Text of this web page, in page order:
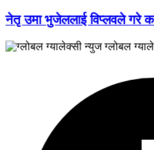
नेतृ उमा भुजेललाई विप्लवले गरे
ग्लोबल